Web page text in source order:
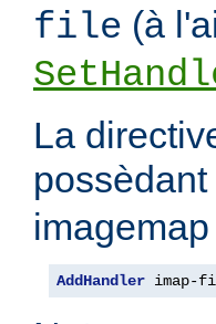
file (à
La
imagemap
AddHandler imap-